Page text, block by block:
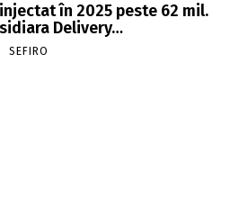
în 2025 peste 62 mil.
Delivery…
SEFIRO